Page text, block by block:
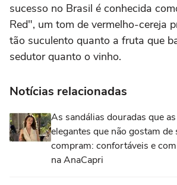
sucesso no Brasil é conhecida
Red", um tom de vermelho-cereja
tão suculento quanto a fruta que
sedutor quanto o vinho.
Notícias relacionadas
As sandálias douradas que
elegantes que não gostam de
compram: confortáveis e
na AnaCapri